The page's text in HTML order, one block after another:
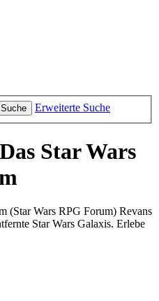
Suche Erweiterte Suche
Star Wars
(Star Wars RPG Forum) Revans
Star Wars Galaxis. Erlebe